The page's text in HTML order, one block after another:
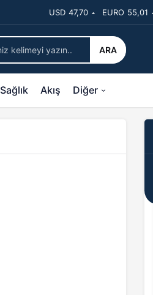
USD 47,70 EURO 55,01
ARA
Sağlık Akış Diğer